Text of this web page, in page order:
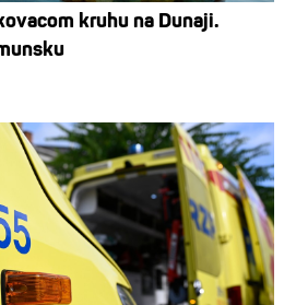
kruhu na Dunaji.